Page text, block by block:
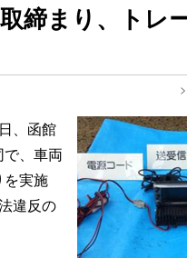
締まり、トレ
、函館
、車両
を実施
違反の